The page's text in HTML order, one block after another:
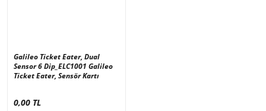
Galileo Ticket Eater, Dual
Sensor 6 Dip_ELC1001 Galileo
Ticket Eater, Sensör Kartı
0,00 TL